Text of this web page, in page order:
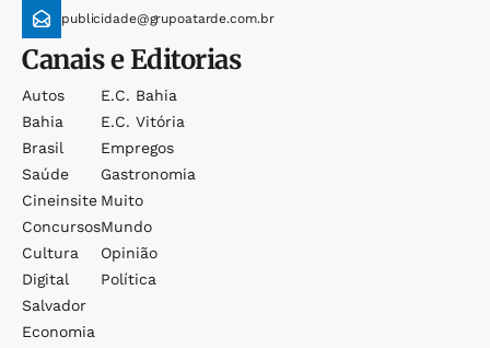
publicidade@grupoatarde.com.br
Canais e Editorias
Autos
Bahia
Brasil
Saúde
Cineinsite
Concursos
Cultura
Digital
Salvador
Economia
E.c. Bahia
E.c. Vitória
Empregos
Gastronomia
Muito
Mundo
Opinião
Política